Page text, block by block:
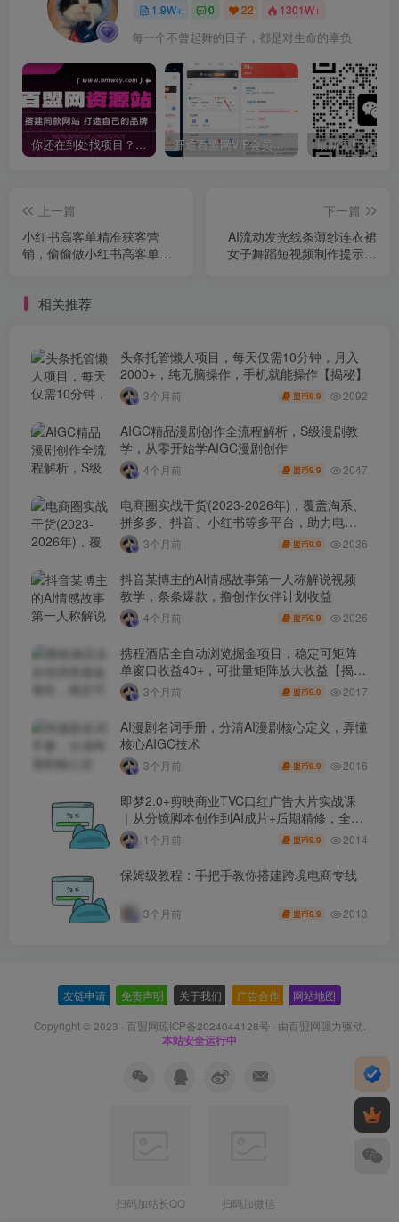
1.9W+ 0 22 1301W+
每一个不曾起舞的日子，都是对生命的辜负
你还在到处找项目？还在当韭菜？我靠卖项目一个月收入5万+，曾经我也是个失败者。 开通百盟网VIP会员，尊享全站资源免费下载，享70%的推广提成！！【限时五折优惠】
上一篇
小红书高客单精准获客营
销，偷偷做小红书高客单，
下一篇
AI流动发光线条薄纱连衣裙
女子舞蹈短视频制作提示词
相关推荐
头条托管懒人项目，每天仅需10分钟，月入
2000+，纯无脑操作，手机就能操作【揭秘】
3个月前 盟币9.9 2092
AIGC精品漫剧创作全流程解析，S级漫剧教
学，从零开始学AIGC漫剧创作
4个月前 盟币9.9 2047
电商圈实战干货(2023-2026年)，覆盖淘系、
拼多多、抖音、小红书等多平台，助力电商
人避开坑、提效率、稳盈利(更新4月)
3个月前 盟币9.9 2036
抖音某博主的AI情感故事第一人称解说视频
教学，条条爆款，撸创作伙伴计划收益
4个月前 盟币9.9 2026
携程酒店全自动浏览掘金项目，稳定可矩阵
单窗口收益40+，可批量矩阵放大收益【揭
秘】3个月前 盟币9.9 2017
AI漫剧名词手册，分清AI漫剧核心定义，弄懂
核心AIGC技术
3个月前 盟币9.9 2016
即梦2.0+剪映商业TVC口红广告大片实战课
｜从分镜脚本创作到AI成片+后期精修，全流
程打造品牌级产品广告
1个月前 盟币9.9 2014
保姆级教程：手把手教你搭建跨境电商专线
3个月前 盟币9.9 2013
友链申请 免责声明 关于我们 广告合作 网站地图
Copyright © 2023 · 百盟网琼ICP备2024044128号 · 由百盟网强力驱动.
本站安全运行中
扫码加站长QQ 扫码加微信